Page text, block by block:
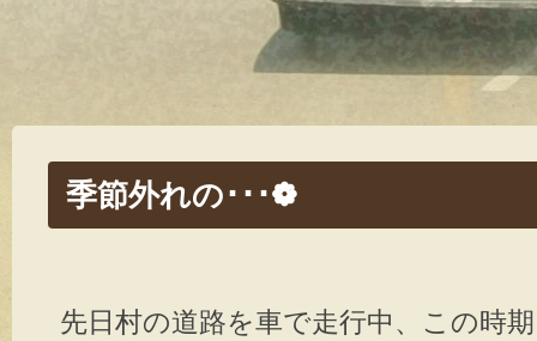
季節外れの･･･❁
先日村の道路を車で走行中、この時